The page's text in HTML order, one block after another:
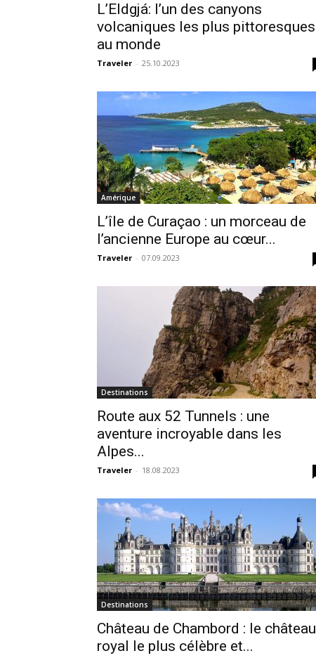
L’Eldgjá: l’un des canyons
volcaniques les plus pittoresques
au monde
Traveler - 25.10.2023
Amérique
L’île de Curaçao : un morceau de
l’ancienne Europe au cœur...
Traveler - 07.09.2023
Destinations
Route aux 52 Tunnels : une
aventure incroyable dans les
Alpes...
Traveler - 18.08.2023
Destinations
Château de Chambord : le château
royal le plus célèbre et...